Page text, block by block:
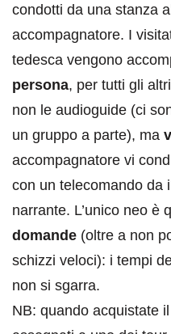
condotti da una stanza
accompagnatore. I
tedesca vengono
persona, per tutti gli
non le audioguide (ci
un gruppo a parte), ma
accompagnatore vi
con un telecomando da
narrante. L’unico neo è
domande (oltre a non
schizzi veloci): i tempi
non si sgarra.
NB: quando acquistate